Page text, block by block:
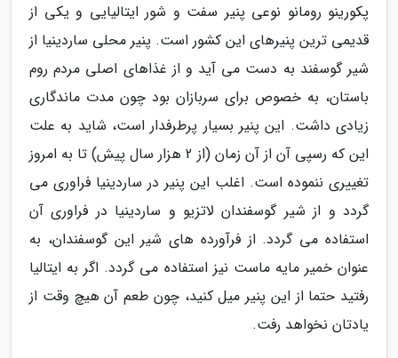
پکورینو رومانو نوعی پنیر سفت و شور ایتالیایی و یکی از
قدیمی ترین پنیرهای این کشور است. پنیر محلی ساردینیا از
شیر گوسفند به دست می آید و از غذاهای اصلی مردم روم
باستان، به خصوص برای سربازان بود چون مدت ماندگاری
زیادی داشت. این پنیر بسیار پرطرفدار است، شاید به علت
این که رسپی آن از آن زمان (از 2 هزار سال پیش) تا به امروز
تغییری ننموده است. اغلب این پنیر در ساردینیا فراوری می
گردد و از شیر گوسفندان لاتزیو و ساردینیا در فراوری آن
استفاده می گردد. از فرآورده های شیر این گوسفندان، به
عنوان خمیر مایه ماست نیز استفاده می گردد. اگر به ایتالیا
رفتید حتما از این پنیر میل کنید، چون طعم آن هیچ وقت از
یادتان نخواهد رفت.